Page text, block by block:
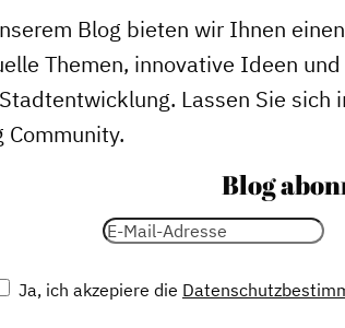
Blog bieten wir Ihnen
Themen, innovative Ideen
Lassen Sie sich
Community.
Blog
Ja, ich akzepiere die